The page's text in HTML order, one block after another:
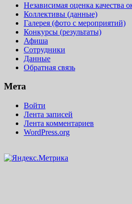
Независимая оценка качества
Коллективы (данные)
Галерея (фото с мероприятий)
Конкурсы (результаты)
Афиша
Сотрудники
Данные
Обратная связь
Мета
Войти
Лента записей
Лента комментариев
WordPress.org